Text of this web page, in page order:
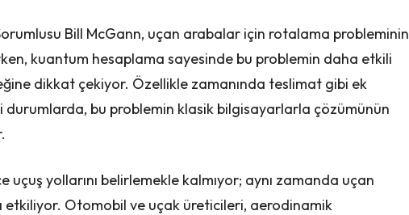
Bill McGann, uçan arabalar için rotalama probleminin
kuantum hesaplama sayesinde bu problemin daha etkili
dikkat çekiyor. Özellikle zamanında teslimat gibi ek
durumlarda, bu problemin klasik bilgisayarlarla çözümünün
uçuş yollarını belirlemekle kalmıyor; aynı zamanda uçan
etkiliyor. Otomobil ve uçak üreticileri, aerodinamik